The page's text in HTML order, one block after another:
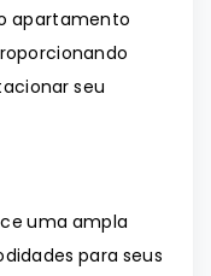
apartamento
seu
uma ampla
para seus